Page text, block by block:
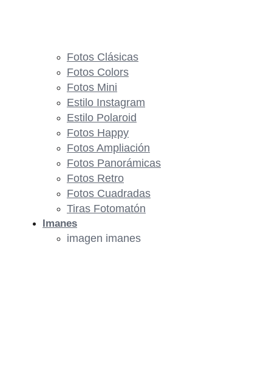
Fotos Clásicas
Fotos Colors
Fotos Mini
Estilo Instagram
Estilo Polaroid
Fotos Happy
Fotos Ampliación
Fotos Panorámicas
Fotos Retro
Fotos Cuadradas
Tiras Fotomatón
Imanes
imagen imanes